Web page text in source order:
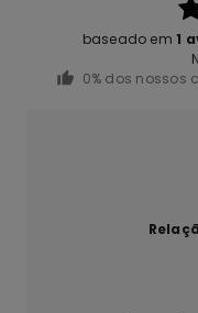
baseado em 1
0% dos nossos